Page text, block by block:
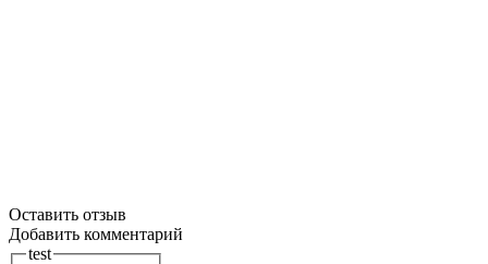
Оставить отзыв
Добавить комментарий
test